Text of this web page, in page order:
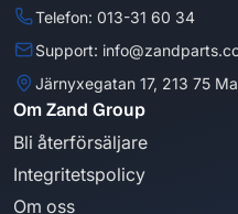
Telefon: 013-31 60 34
Support:
Järnyxegatan 17, 213 75
Om Zand Group
Bli återförsäljare
Integritetspolicy
Om oss